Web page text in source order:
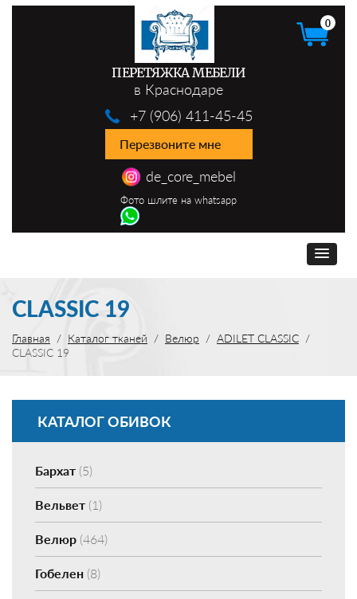
ПЕРЕТЯЖКА МЕБЕЛИ
в Краснодаре
de_core_mebel
Фото шлите на whatsapp
+7 (906) 411-45-45
Перезвоните мне
0
CLASSIC 19
Главная Каталог тканей Велюр
ADILET CLASSIC
CLASSIC 19
КАТАЛОГ ОБИВОК
Бархат (5)
Вельвет (1)
Велюр (464)
Гобелен (8)